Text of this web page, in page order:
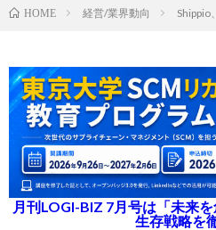
HOME 経営/業界動向 Shippio
月刊LOGI-BIZ 7月号は「未来
生存戦略を